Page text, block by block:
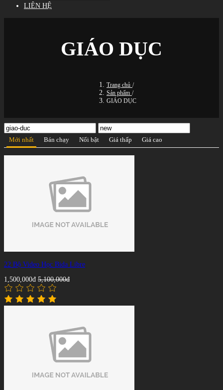
LIÊN HỆ
GIÁO DỤC
Trang chủ /
Sản phẩm /
GIÁO DỤC
Mới nhất Bán chạy Nổi bật Giá thấp Giá cao
22 Bộ Video Học Bida Libre
1,500,000đ 5,100,000đ